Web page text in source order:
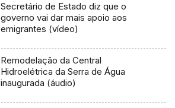
Secretário de Estado diz que o
governo vai dar mais apoio aos
emigrantes (vídeo)
Remodelação da Central
Hidroelétrica da Serra de Água
inaugurada (áudio)